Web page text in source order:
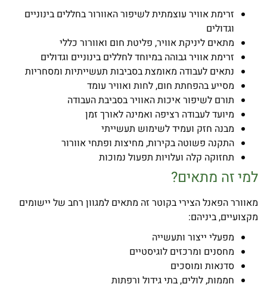
זרימת אוויר עוצמתית לשיפור האוורור בחללים בינוניים
וגדולים
מתאים ליניקת אוויר, פליטת חום ואוורור כללי
זרימת אוויר גבוהה במיוחד לחללים בינוניים וגדולים
נתאים לעבודה מאומצת בסביבות תעשייתיות ומסחריות
מסייע בהפחתת חום, לחות ואוויר עומד
תורם לשיפור איכות האוויר בסביבת העבודה
מיועד לעבודה רציפה ואמינה לאורך זמן
מבנה חזק ועמיד לשימוש תעשייתי
התקנה פשוטה בקירות, מחיצות ופתחי אוורור
תחזוקה קלה ועלויות תפעול נמוכות
למי זה מתאים?
מאוורר הפאנל הצירי בקוטר זה מתאים למגוון רחב של יישומים
מקצועיים, ביניהם:
מפעלי ייצור ותעשייה
מחסנים ומרכזים לוגיסטיים
סדנאות ומוסכים
חממות, לולים, בתי גידול ורפתות